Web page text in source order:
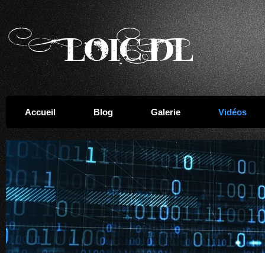
Accueil Blog Galerie Vidéos